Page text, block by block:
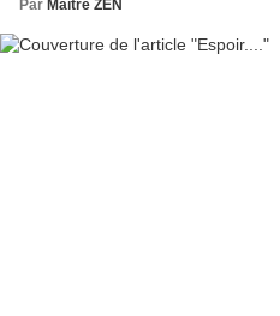
Par Maître ZEN